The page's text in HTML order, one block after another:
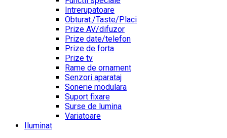
Intrerupatoare
Obturat./Taste/Placi
Prize AV/difuzor
Prize date/telefon
Prize de forta
Prize tv
Rame de ornament
Senzori aparataj
Sonerie modulara
Suport fixare
Surse de lumina
Variatoare
Iluminat